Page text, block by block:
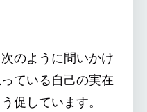
のように問いかけ
ている自己の実在
促しています。